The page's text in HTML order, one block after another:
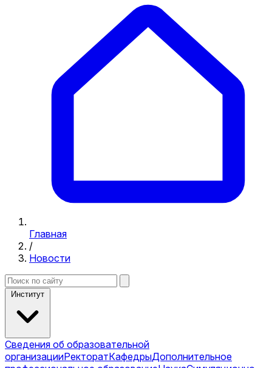
Главная
/
Новости
Институт
Сведения об образовательной
организацииРекторатКафедрыДополнительное